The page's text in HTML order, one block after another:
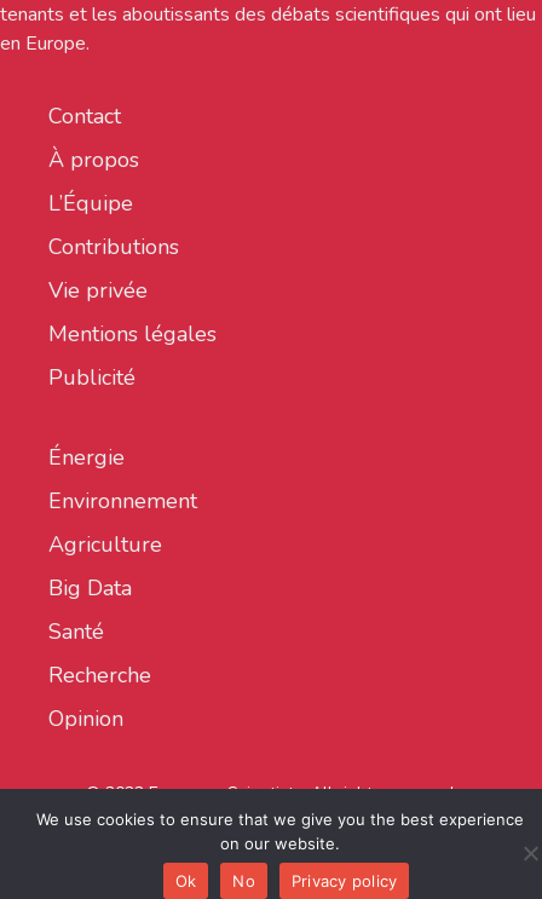
tenants et les aboutissants des débats scientifiques qui ont lieu
en Europe.
Contact
À propos
L’Équipe
Contributions
Vie privée
Mentions légales
Publicité
Énergie
Environnement
Agriculture
Big Data
Santé
Recherche
Opinion
© 2022 European Scientist - All rights reserved.
We use cookies to ensure that we give you the best experience
on our website.
Ok
No Privacy policy